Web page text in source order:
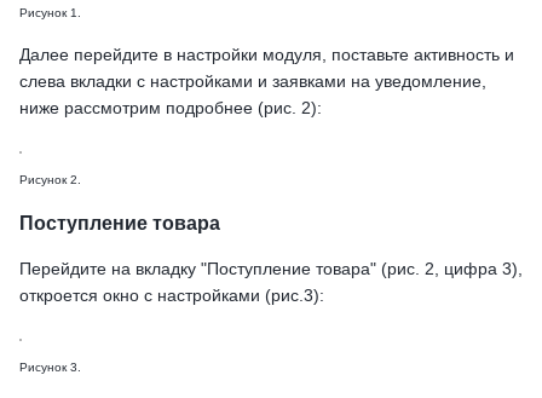
Рисунок 1.
Далее перейдите в настройки модуля, поставьте активность и
слева вкладки с настройками и заявками на уведомление,
ниже рассмотрим подробнее (рис. 2):
Рисунок 2.
Поступление товара
Перейдите на вкладку "Поступление товара" (рис. 2, цифра 3),
откроется окно с настройками (рис.3):
Рисунок 3.